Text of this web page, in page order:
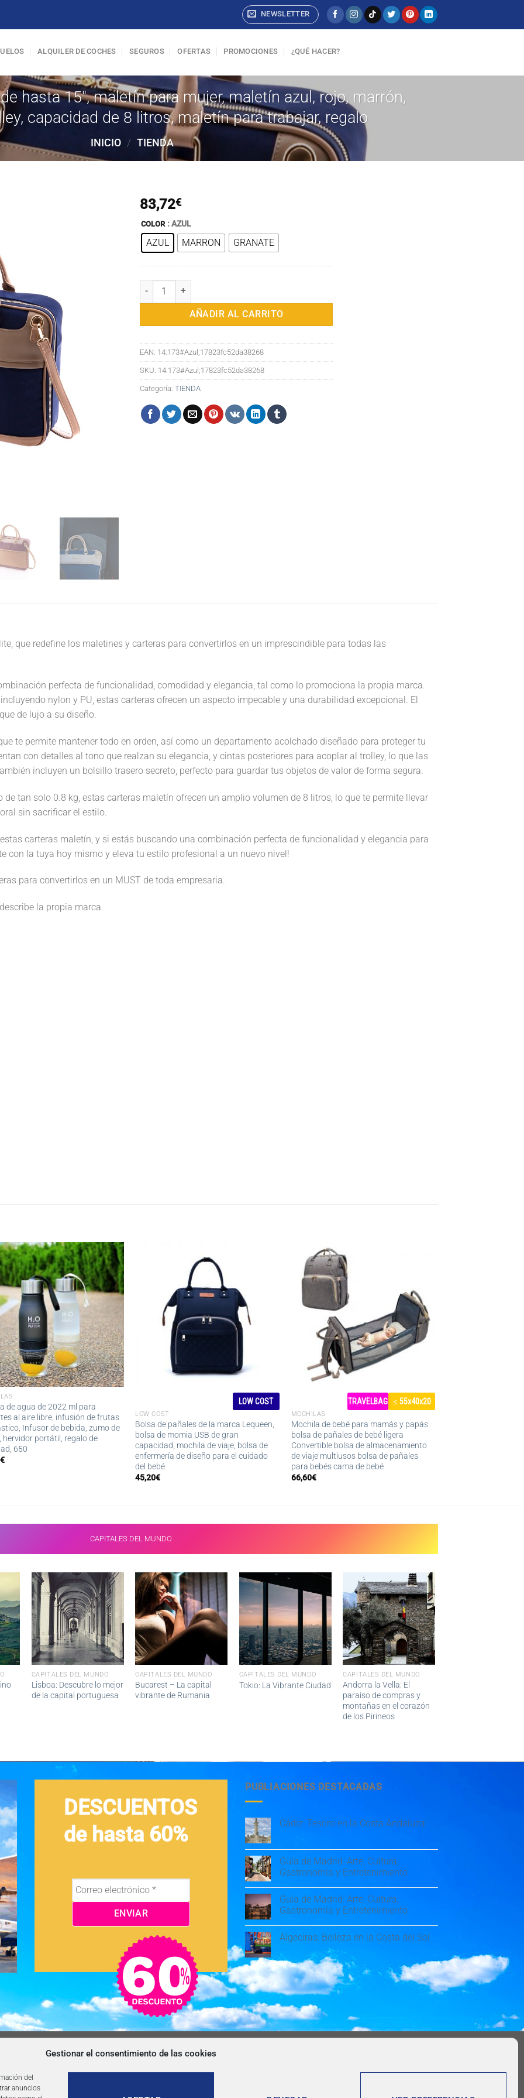
Gestionar el consentimiento de las cookies
del
anuncios
NEWSLETTER
ALQUILER DE COCHES SEGUROS OFERTAS PROMOCIONES ¿QUÉ HACER?
hasta 15″, maletín para mujer, maletín azul, rojo, marrón,
capacidad de 8 litros, maletín para trabajar, regalo
INICIO / TIENDA
83,72€
COLOR : AZUL
AZUL MARRON GRANATE
Maletín para portátil de hasta 15", maletín para mujer, maletín azul, rojo, marrón, acoplable a trolley,
AÑADIR AL CARRITO
EAN: 14:173#Azul;17823fc52da38268
SKU: 14:173#Azul;17823fc52da38268
Categoría: TIENDA
que redefine los maletines y carteras para convertirlos en un imprescindible para todas las
perfecta de funcionalidad, comodidad y elegancia, tal como lo promociona la propia marca.
nylon y PU, estas carteras ofrecen un aspecto impecable y una durabilidad excepcional. El
de lujo a su diseño.
te permite mantener todo en orden, así como un departamento acolchado diseñado para proteger tu
con detalles al tono que realzan su elegancia, y cintas posteriores para acoplar al trolley, lo que las
incluyen un bolsillo trasero secreto, perfecto para guardar tus objetos de valor de forma segura.
tan solo 0.8 kg, estas carteras maletín ofrecen un amplio volumen de 8 litros, lo que te permite llevar
sin sacrificar el estilo.
carteras maletín, y si estás buscando una combinación perfecta de funcionalidad y elegancia para
con la tuya hoy mismo y eleva tu estilo profesional a un nuevo nivel!
para convertirlos en un MUST de toda empresaria.
la propia marca.
de agua de 2022 ml para
al aire libre, infusión de frutas
Infusor de bebida, zumo de
hervidor portátil, regalo de
650
€
LOW COST
LOW COST
Bolsa de pañales de la marca Lequeen,
bolsa de momia USB de gran
capacidad, mochila de viaje, bolsa de
enfermería de diseño para el cuidado
del bebé
45,20€
TRAVELBAG ≤ 55x40x20
MOCHILAS
Mochila de bebé para mamás y papás
bolsa de pañales de bebé ligera
Convertible bolsa de almacenamiento
de viaje multiusos bolsa de pañales
para bebés cama de bebé
66,60€
CAPITALES DEL MUNDO
CAPITALES DEL MUNDO
Lisboa: Descubre lo mejor
de la capital portuguesa
CAPITALES DEL MUNDO
Bucarest – La capital
vibrante de Rumania
CAPITALES DEL MUNDO
Tokio: La Vibrante Ciudad
CAPITALES DEL MUNDO
Andorra la Vella: El
paraíso de compras y
montañas en el corazón
de los Pirineos
DESCUENTOS
de hasta 60%
PUBLIACIONES DESTACADAS
Cádiz: Tesoro en la Costa Andaluza
Guía de Madrid: Arte, Cultura,
Gastronomía y Entretenimiento
Guía de Madrid: Arte, Cultura,
Gastronomía y Entretenimiento
Algeciras: Belleza en la Costa del Sol